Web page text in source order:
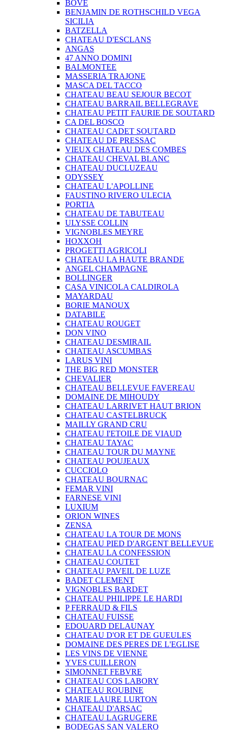
BOVE
BENJAMIN DE ROTHSCHILD VEGA
SICILIA
BATZELLA
CHATEAU D'ESCLANS
ANGAS
47 ANNO DOMINI
BALMONTEE
MASSERIA TRAJONE
MASCA DEL TACCO
CHATEAU BEAU SEJOUR BECOT
CHATEAU BARRAIL BELLEGRAVE
CHATEAU PETIT FAURIE DE SOUTARD
CA DEL BOSCO
CHATEAU CADET SOUTARD
CHATEAU DE PRESSAC
VIEUX CHATEAU DES COMBES
CHATEAU CHEVAL BLANC
CHATEAU DUCLUZEAU
ODYSSEY
CHATEAU L'APOLLINE
FAUSTINO RIVERO ULECIA
PORTIA
CHATEAU DE TABUTEAU
ULYSSE COLLIN
VIGNOBLES MEYRE
HOXXOH
PROGETTI AGRICOLI
CHATEAU LA HAUTE BRANDE
ANGEL CHAMPAGNE
BOLLINGER
CASA VINICOLA CALDIROLA
MAYARDAU
BORIE MANOUX
DATABILE
CHATEAU ROUGET
DON VINO
CHATEAU DESMIRAIL
CHATEAU ASCUMBAS
LARUS VINI
THE BIG RED MONSTER
CHEVALIER
CHATEAU BELLEVUE FAVEREAU
DOMAINE DE MIHOUDY
CHATEAU LARRIVET HAUT BRION
CHATEAU CASTELBRUCK
MAILLY GRAND CRU
CHATEAU I'ETOILE DE VIAUD
CHATEAU TAYAC
CHATEAU TOUR DU MAYNE
CHATEAU POUJEAUX
CUCCIOLO
CHATEAU BOURNAC
FEMAR VINI
FARNESE VINI
LUXIUM
ORION WINES
ZENSA
CHATEAU LA TOUR DE MONS
CHATEAU PIED D'ARGENT BELLEVUE
CHATEAU LA CONFESSION
CHATEAU COUTET
CHATEAU PAVEIL DE LUZE
BADET CLEMENT
VIGNOBLES BARDET
CHATEAU PHILIPPE LE HARDI
P FERRAUD & FILS
CHATEAU FUISSE
EDOUARD DELAUNAY
CHATEAU D'OR ET DE GUEULES
DOMAINE DES PERES DE L'EGLISE
LES VINS DE VIENNE
YVES CUILLERON
SIMONNET FEBVRE
CHATEAU COS LABORY
CHATEAU ROUBINE
MARIE LAURE LURTON
CHATEAU D'ARSAC
CHATEAU LAGRUGERE
BODEGAS SAN VALERO